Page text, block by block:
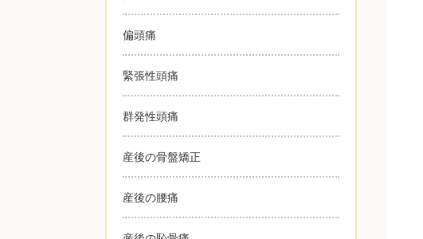
偏頭痛
緊張性頭痛
群発性頭痛
産後の骨盤矯正
産後の腰痛